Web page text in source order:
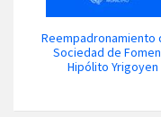
Reempadronamiento
Sociedad de
Hipólito Yrigoyen